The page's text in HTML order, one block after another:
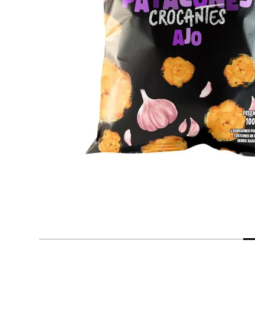
lácteos y refrigerados
vinos y licores
cuidado del bebé
otros
Mantequilla